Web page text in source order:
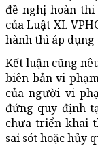
đề nghị hoàn
của Luật XL
hành thì áp dụng
Kết luận cũng
biên bản vi
của người vi
đứng quy định
chưa triển khai
sai sót hoặc hủy